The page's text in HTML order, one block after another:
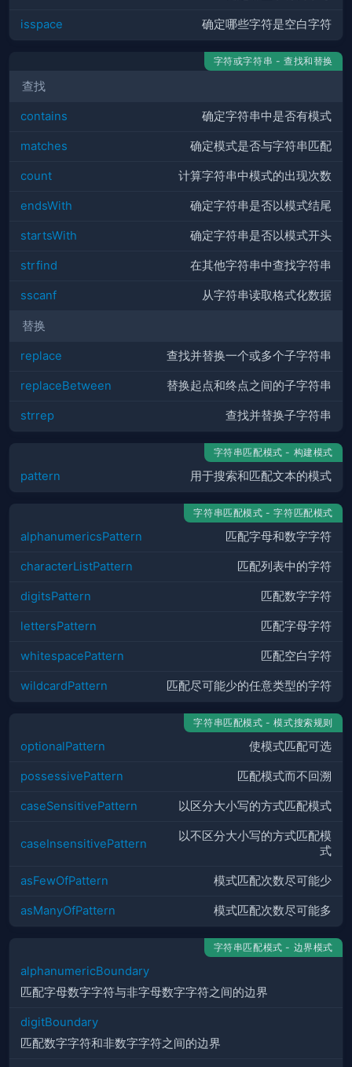
isspace 确定哪些字符是空白字符
字符或字符串 - 查找和替换
查找
contains 确定字符串中是否有模式
matches 确定模式是否与字符串匹配
count 计算字符串中模式的出现次数
endsWith 确定字符串是否以模式结尾
startsWith 确定字符串是否以模式开头
strfind 在其他字符串中查找字符串
sscanf 从字符串读取格式化数据
替换
replace 查找并替换一个或多个子字符串
replaceBetween 替换起点和终点之间的子字符串
strrep 查找并替换子字符串
字符串匹配模式 - 构建模式
pattern 用于搜索和匹配文本的模式
字符串匹配模式 - 字符匹配模式
alphanumericsPattern 匹配字母和数字字符
characterListPattern 匹配列表中的字符
digitsPattern 匹配数字字符
lettersPattern 匹配字母字符
whitespacePattern 匹配空白字符
wildcardPattern 匹配尽可能少的任意类型的字符
字符串匹配模式 - 模式搜索规则
optionalPattern 使模式匹配可选
possessivePattern 匹配模式而不回溯
caseSensitivePattern 以区分大小写的方式匹配模式
caseInsensitivePattern
以不区分大小写的方式匹配模
式
asFewOfPattern 模式匹配次数尽可能少
asManyOfPattern 模式匹配次数尽可能多
字符串匹配模式 - 边界模式
alphanumericBoundary
匹配字母数字字符与非字母数字字符之间的边界
digitBoundary
匹配数字字符和非数字字符之间的边界